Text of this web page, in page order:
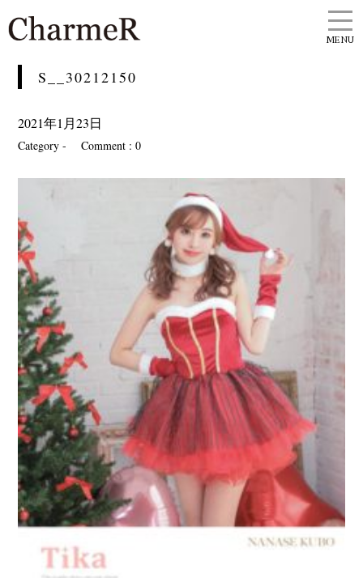
MENU
S__30212150
2021年1月23日
Category - Comment : 0